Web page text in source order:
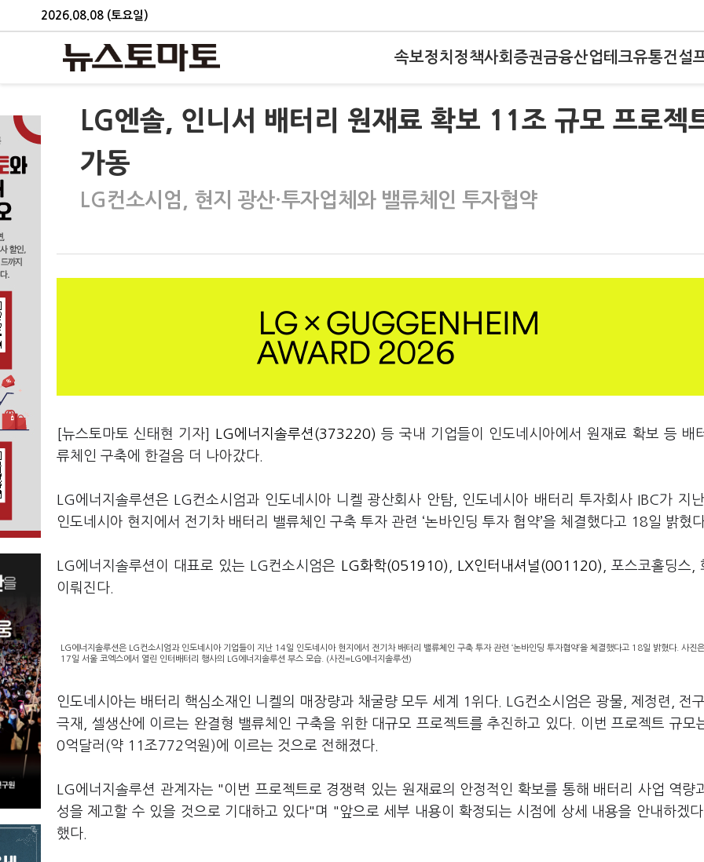
2026.08.08 (토요일)
속보정치 정책사회 증권금융산업테크유통건설
LG엔솔, 인니서 배터리 원재료 확보 11조 규모 프로젝
가동
LG컨소시엄, 현지 광산·투자업체와 밸류체인 투자협약
[뉴스토마토 신태현 기자] LG에너지솔루션(373220) 등 국내 기업들이 인도네시아에서 원재료 확보 등 배
류체인 구축에 한걸음 더 나아갔다.
LG에너지솔루션은 LG컨소시엄과 인도네시아 니켈 광산회사 안탐, 인도네시아 배터리 투자회사 IBC가 지
인도네시아 현지에서 전기차 배터리 밸류체인 구축 투자 관련 ‘논바인딩 투자 협약’을 체결했다고 18일 밝혔
LG에너지솔루션이 대표로 있는 LG컨소시엄은 LG화학(051910) LX인터내셔널(001120) , 포스코홀딩스,
이뤄진다.
LG에너지솔루션은 LG컨소시엄과 인도네시아 기업들이 지난 14일 인도네시아 현지에서 전기차 배터리 밸류체인 구축 투자 관련 ‘논바인딩 투자협약’을 체결했다고 18일 밝혔다. 사진
17일 서울 코엑스에서 열린 인터배터리 행사의 LG에너지솔루션 부스 모습. (사진=LG에너지솔루션)
인도네시아는 배터리 핵심소재인 니켈의 매장량과 채굴량 모두 세계 1위다. LG컨소시엄은 광물, 제정련, 전
극재, 셀생산에 이르는 완결형 밸류체인 구축을 위한 대규모 프로젝트를 추진하고 있다. 이번 프로젝트 규모
0억달러(약 11조772억원)에 이르는 것으로 전해졌다.
LG에너지솔루션 관계자는 "이번 프로젝트로 경쟁력 있는 원재료의 안정적인 확보를 통해 배터리 사업 역량
성을 제고할 수 있을 것으로 기대하고 있다"며 "앞으로 세부 내용이 확정되는 시점에 상세 내용을 안내하겠
했다.